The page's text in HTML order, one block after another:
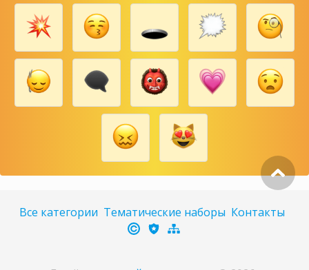
Все категории Тематические наборы Контакты